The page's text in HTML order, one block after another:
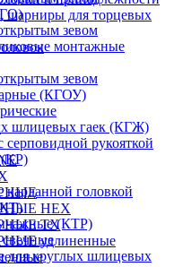
шарниры для торцевых
HEX
TX
удлиненные
зевом
монтажные
зевом
(КГОУ)
шлицевых гаек (КГЖ)
рукояткой
(КР)
головкой
(КТР)
круглых шлицевых